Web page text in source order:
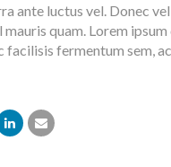
ante luctus vel. Donec
quam. Lorem
fermentum sem,